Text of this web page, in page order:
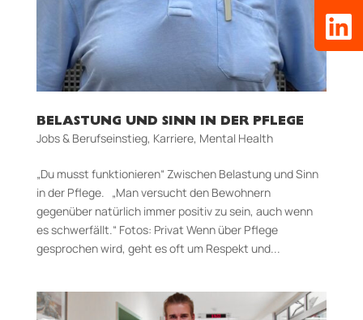
BELASTUNG UND SINN IN DER PFLEGE
Jobs & Berufseinstieg, Karriere, Mental Health
„Du musst funktionieren“ Zwischen Belastung und Sinn
in der Pflege. „Man versucht den Bewohnern
gegenüber natürlich immer positiv zu sein, auch wenn
es schwerfällt.“ Fotos: Privat Wenn über Pflege
gesprochen wird, geht es oft um Respekt und...